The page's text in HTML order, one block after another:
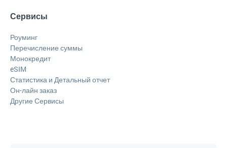
Сервисы
Роуминг
Перечисление суммы
Монокредит
eSIM
Статистика и Детальный отчет
Он-лайн заказ
Другие Сервисы